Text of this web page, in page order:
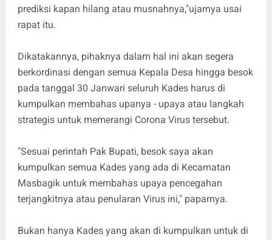
prediksi kapan hilang atau musnahnya,"ujarnya usai
rapat itu.
Dikatakannya, pihaknya dalam hal ini akan segera
berkordinasi dengan semua Kepala Desa hingga besok
pada tanggal 30 Janwari seluruh Kades harus di
kumpulkan membahas upanya - upaya atau langkah
strategis untuk memerangi Corona Virus tersebut.
"Sesuai perintah Pak Bupati, besok saya akan
kumpulkan semua Kades yang ada di Kecamatan
Masbagik untuk membahas upaya pencegahan
terjangkitnya atau penularan Virus ini," paparnya.
Bukan hanya Kades yang akan di kumpulkan untuk di